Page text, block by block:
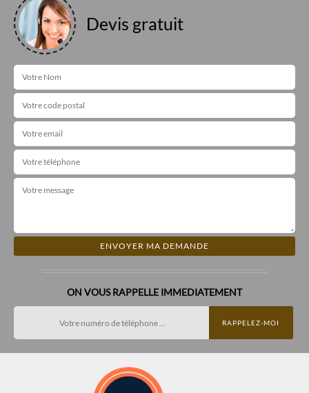
Devis gratuit
ON VOUS RAPPELLE IMMEDIATEMENT